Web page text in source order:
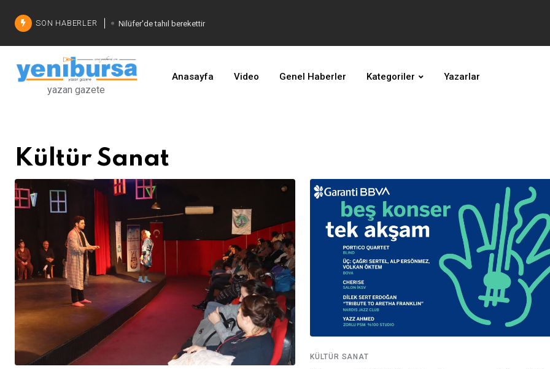
SON HABERLER Nilüfer'de tahıl berekettir
Şadi Özdemir'den çözüm
İşinizi geliştirin
yazan gazete
Anasayfa Video Genel Haberler Kategoriler Yazarlar
Kültür Sanat
KÜLTÜR SANAT